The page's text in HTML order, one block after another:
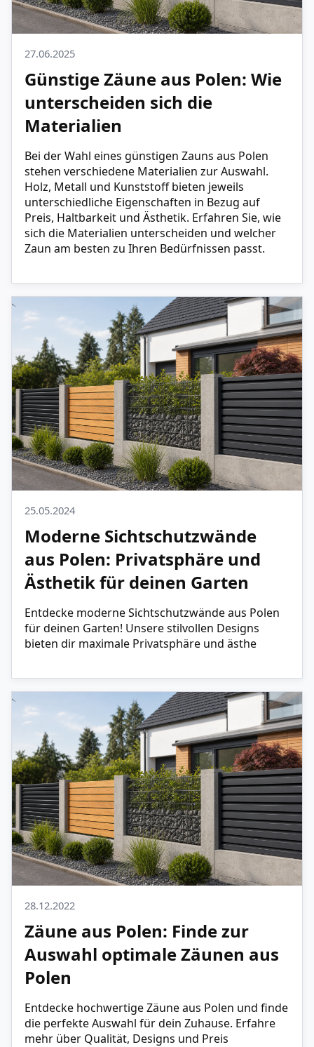
27.06.2025
Günstige Zäune aus Polen: Wie
unterscheiden sich die
Materialien
Bei der Wahl eines günstigen Zauns aus Polen
stehen verschiedene Materialien zur Auswahl.
Holz, Metall und Kunststoff bieten jeweils
unterschiedliche Eigenschaften in Bezug auf
Preis, Haltbarkeit und Ästhetik. Erfahren Sie, wie
sich die Materialien unterscheiden und welcher
Zaun am besten zu Ihren Bedürfnissen passt.
25.05.2024
Moderne Sichtschutzwände
aus Polen: Privatsphäre und
Ästhetik für deinen Garten
Entdecke moderne Sichtschutzwände aus Polen
für deinen Garten! Unsere stilvollen Designs
bieten dir maximale Privatsphäre und ästhe
28.12.2022
Zäune aus Polen: Finde zur
Auswahl optimale Zäunen aus
Polen
Entdecke hochwertige Zäune aus Polen und finde
die perfekte Auswahl für dein Zuhause. Erfahre
mehr über Qualität, Designs und Preis